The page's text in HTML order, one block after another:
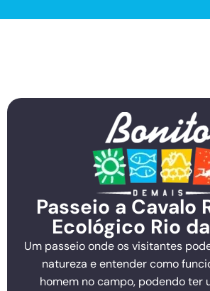
Passeio a Cavalo
Ecológico Rio
Um passeio onde os visitantes
natureza e entender como
homem no campo, podendo ter